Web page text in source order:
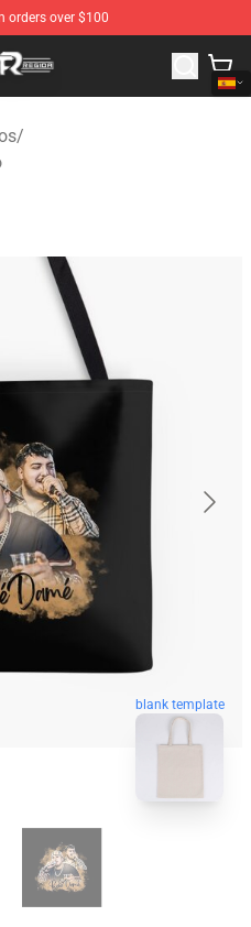
orders over $100
Fuerza Regida
/
blank template